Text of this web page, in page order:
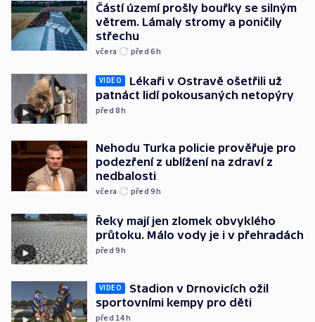
Částí území prošly bouřky se silným
větrem. Lámaly stromy a poničily
střechu
včera před 6h
VIDEO
Lékaři v Ostravě ošetřili už
patnáct lidí pokousaných netopýry
před 8h
Nehodu Turka policie prověřuje pro
podezření z ublížení na zdraví z
nedbalosti
včera před 9h
Řeky mají jen zlomek obvyklého
průtoku. Málo vody je i v přehradách
před 9h
VIDEO
Stadion v Drnovicích ožil
sportovními kempy pro děti
před 14h